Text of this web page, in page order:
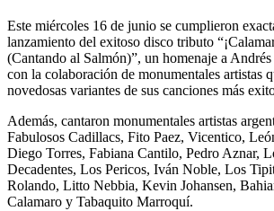
Este miércoles 16 de junio se cumplieron
lanzamiento del exitoso disco tributo
(Cantando al Salmón)”, un homenaje a
con la colaboración de monumentales artistas
novedosas variantes de sus canciones más
Además, cantaron monumentales artistas
Fabulosos Cadillacs, Fito Paez, Vicentico,
Diego Torres, Fabiana Cantilo, Pedro Aznar,
Decadentes, Los Pericos, Iván Noble, Los
Rolando, Litto Nebbia, Kevin Johansen,
Calamaro y Tabaquito Marroquí.